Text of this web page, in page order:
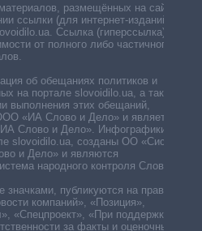
размещённых на сайте,
ссылки (для интернет-изданий —
Ссылка (гиперссылка)
от полного либо частичного
об обещаниях политиков и
на портале slovoidilo.ua, а также
выполнения этих обещаний,
«ИА Слово и Дело» и является
Слово и Дело». Инфографики,
slovoidilo.ua, созданы ОО «Система
и Дело» и являются
народного контроля Слово и
публикуются на правах
компаний», «Позиция»,
«Спецпроект», «При поддержке».
за факты и оценочные